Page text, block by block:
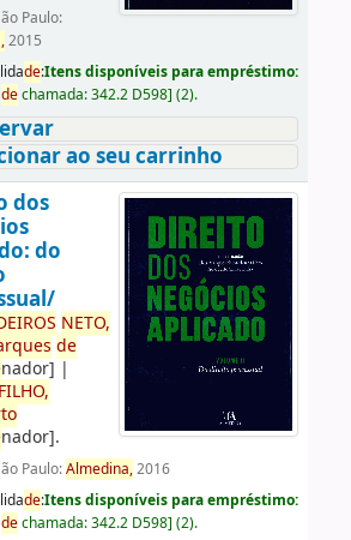
Paulo:
2015
de:Itens disponíveis para empréstimo:
dechamada:342.2 D598] (2).
ao seu carrinho
dos
do
IROS NETO,
de
nador] |
FILHO,
nador].
Paulo:Almedina,2016
de:Itens disponíveis para empréstimo:
dechamada:342.2 D598] (2).